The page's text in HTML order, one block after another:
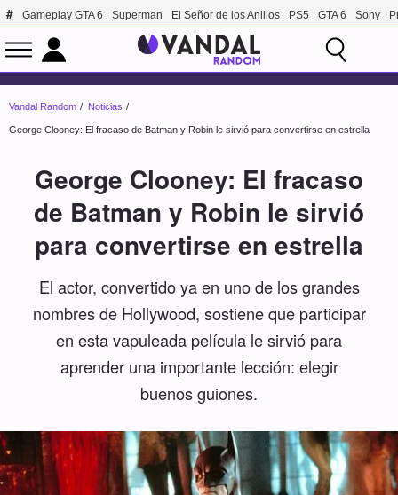
Gameplay GTA 6 Superman El Señor de los Anillos PS5 GTA 6 Sony
Vandal Random Noticias
George Clooney: El fracaso de Batman y Robin le sirvió para convertirse en estrella
George Clooney: El fracaso
de Batman y Robin le sirvió
para convertirse en estrella
El actor, convertido ya en uno de los grandes
nombres de Hollywood, sostiene que participar
en esta vapuleada película le sirvió para
aprender una importante lección: elegir
buenos guiones.